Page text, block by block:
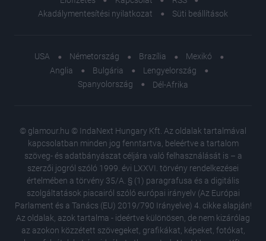
Akadálymentesítési nyilatkozat
Süti beállítások
USA Németország Brazília
Mexikó
Anglia
Bulgária
Lengyelország
Spanyolország
Dél-Afrika
© glamour.hu © IndaNext Hungary Kft. Az oldalak tartalmával
kapcsolatban minden jog fenntartva, beleértve a tartalom
szöveg- és adatbányászat céljára való felhasználását is – a
szerzői jogról szóló 1999. évi LXXVI. törvény rendelkezései
értelmében a törvény 35/A. § (1) paragrafusa és a digitális
szolgáltatások piacairól szóló európai irányelv (Az Európai
Parlament és a Tanács (EU) 2019/790 Irányelve) 4. cikke alapján!
Az oldalak, azok tartalma - ideértve különösen, de nem kizárólag
az azokon közzétett szövegeket, grafikákat, képeket, fotókat,